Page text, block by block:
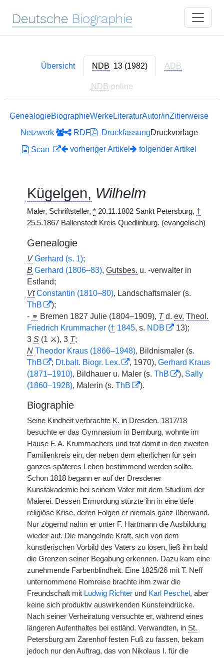
Deutsche Biographie
Übersicht NDB 13 (1982) ADB
NDB-online
GenealogieBiographieWerkeLiteraturAutor/inZitierweise
Netzwerk
RDF DruckfassungDruckvorlage
Scan
vorheriger Artikel folgender Artikel
Kügelgen, Wilhelm
Maler, Schriftsteller, * 20.11.1802 Sankt Petersburg, †
25.5.1867 Ballenstedt Kreis Quedlinburg. (evangelisch)
Genealogie
V Gerhard (s. 1);
B Gerhard (1806–83), Gutsbes. u. -verwalter in
Estland;
Vt Constantin (1810–80), Landschaftsmaler (s.
ThB
);
- ⚭ Bremen 1827 Julie (1804–1909), Td. ev. Theol.
Friedrich Krummacher († 1845, s. NDB
13);
3 S (1 ⚔), 3 T;
N Theodor Kraus (1866–1948), Bildnismaler (s.
ThB
; Dt.balt. Biogr. Lex. , 1970), Gerhard Kraus
(1871–1910), Bildhauer u. Maler (s. ThB ), Sally
(1860–1928), Malerin (s. ThB ).
Biographie
Seine Kindheit verbrachte K. in Dresden. 1817/18
besuchte er das Gymnasium in Bernburg, wohnte im
Hause F. A. Krummachers und trat damit in den zweiten
Familienkreis ein, der neben dem elterlichen für sein
ganzes späteres Leben bestimmend werden sollte.
Schon 1818 begann er auf der Dresdener
Kunstakademie bei seinem Vater mit dem Studium der
Malerei. Dessen Ermordung stürzte ihn in eine tiefe
religiöse Krise, deren Folgen er niemals ganz überwand.
Nur zögernd nahm er unter F. Hartmann die Ausbildung
wieder auf. Die mangelnde Kraft, sich von dem
künstlerischen Vorbild des Vaters zu lösen, ließ ihn bald
die Grenzen seiner Begabung erkennen. Dazu kam eine
zunehmende Farbenblindheit. Eine 1825/26 mit T. Neff
unternommene Romreise brachte ihm zwar die
Freundschaft mit Ludwig Richter und Karl Peschel , aber
keine sich produktiv auswirkenden Kunsteindrücke.
Nach seiner Verheiratung versuchte er, während eines
längeren Aufenthaltes bei estländ. Verwandten, in St.
Petersburg am Zarenhof festen Fuß zu fassen, bekam
jedoch nur den Auftrag, das von Nikolaus I. für die